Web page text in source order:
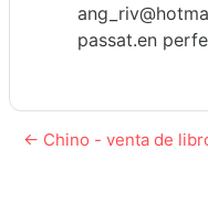
passat.en
← Chino - venta de